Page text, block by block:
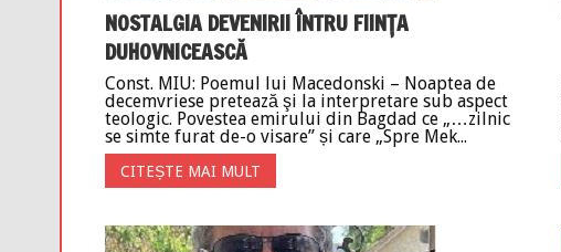
NOSTALGIA DEVENIRII ÎNTRU FIINȚA
DUHOVNICEASCĂ
Const. MIU: Poemul lui Macedonski – Noaptea de
decemvriese pretează şi la interpretare sub aspect
teologic. Povestea emirului din Bagdad ce „…zilnic
se simte furat de-o visare” și care „Spre Mek...
CITEȘTE MAI MULT